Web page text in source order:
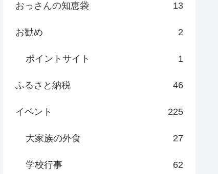
おっさんの知恵袋 13
お勧め 2
ポイントサイト 1
ふるさと納税 46
イベント 225
大家族の外食 27
学校行事 62